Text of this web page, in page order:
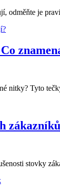
odměňte je
nitky? Tyto
zákazníků
stovky